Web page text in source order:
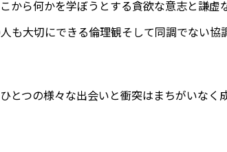
から何かを学ぼうとする貪欲な意志と謙虚
も大切にできる倫理観そして同調でない協
つの様々な出会いと衝突はまちがいなく